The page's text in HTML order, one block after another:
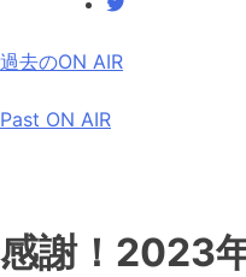
過去のON AIR
Past ON AIR
感謝！2023